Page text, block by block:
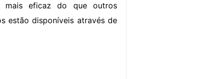
mais eficaz do que outros
estão disponíveis através de